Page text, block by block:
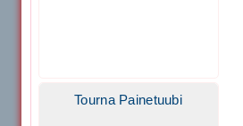
Tourna Painetuubi